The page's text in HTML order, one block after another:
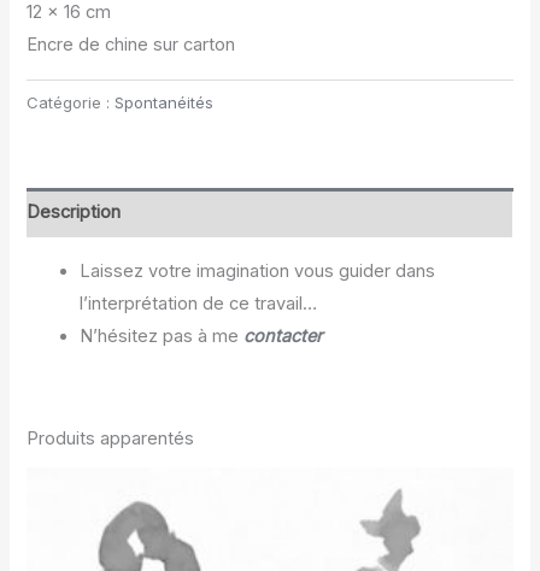
12 x 16 cm
Encre de chine sur carton
Catégorie :Spontanéités
Description
Laissez votre imagination vous guider dans
l’interprétation de ce travail…
N’hésitez pas à me contacter
Produits apparentés